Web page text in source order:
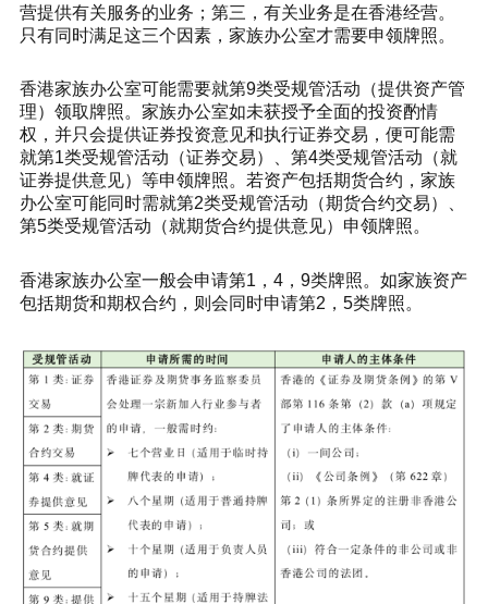
营提供有关服务的业务；第三，有关业务是在香港经营。
只有同时满足这三个因素，家族办公室才需要申领牌照。
香港家族办公室可能需要就第9类受规管活动（提供资产管
理）领取牌照。家族办公室如未获授予全面的投资酌情
权，并只会提供证券投资意见和执行证券交易，便可能需
就第1类受规管活动（证券交易）、第4类受规管活动（就
证券提供意见）等申领牌照。若资产包括期货合约，家族
办公室可能同时需就第2类受规管活动（期货合约交易）、
第5类受规管活动（就期货合约提供意见）申领牌照。
香港家族办公室一般会申请第1，4，9类牌照。如家族资产
包括期货和期权合约，则会同时申请第2，5类牌照。